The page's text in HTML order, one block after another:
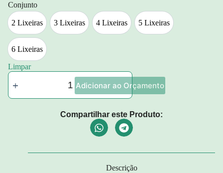
Conjunto
2 Lixeiras2 Lixeiras3 Lixeiras3 Lixeiras4 Lixeiras4 Lixeiras5 Lixeiras
5 Lixeiras
6 Lixeiras
6 Lixeiras
Limpar
Adicionar ao Orçamento
Compartilhar este Produto:
Descrição